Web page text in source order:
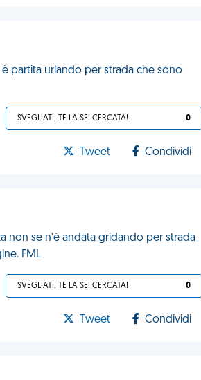
partita urlando per strada che sono
SVEGLIATI, TE LA SEI CERCATA! 0
Tweet Condividi
non se n'è andata gridando per strada
FML
SVEGLIATI, TE LA SEI CERCATA! 0
Tweet Condividi